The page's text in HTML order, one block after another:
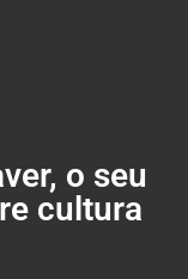
o seu
cultura